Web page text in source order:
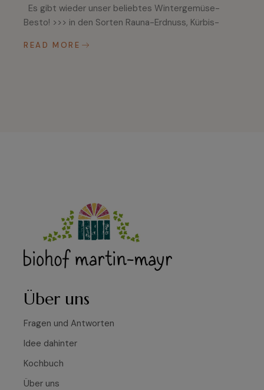
Es gibt wieder unser beliebtes Wintergemüse-
Besto! >>> in den Sorten Rauna-Erdnuss, Kürbis-
READ MORE
Über uns
Fragen und Antworten
Idee dahinter
Kochbuch
Über uns